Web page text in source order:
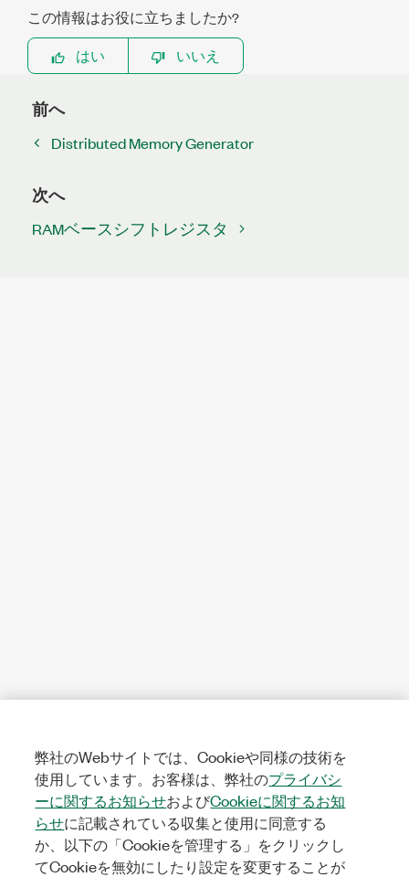
この情報はお役に立ちましたか?
はい
いいえ
前へ
Distributed Memory Generator
次へ
RAMベースシフトレジスタ
弊社のWebサイトでは、Cookieや同様の技術を
使用しています。お客様は、弊社のプライバシ
ーに関するお知らせおよびCookieに関するお知
らせに記載されている収集と使用に同意する
か、以下の「Cookieを管理する」をクリックし
てCookieを無効にしたり設定を変更することが